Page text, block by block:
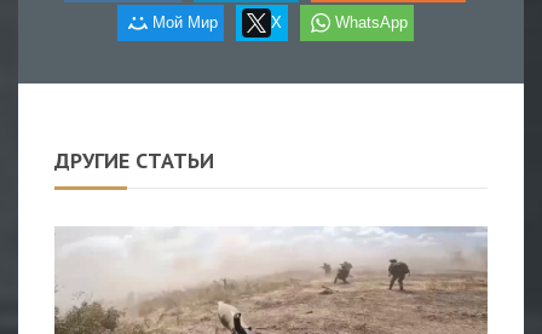
Мой Мир X WhatsApp
ДРУГИЕ СТАТЬИ